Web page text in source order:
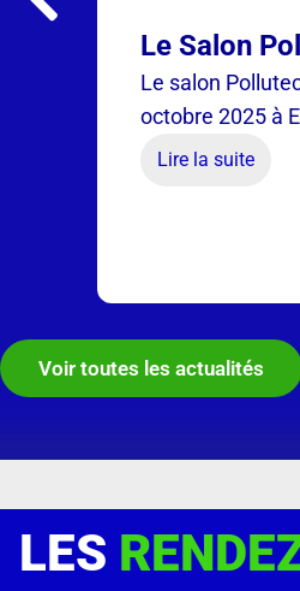
Le Salon
Le salon
octobre 2025 à
Lire la suite
Voir toutes les actualités
LES